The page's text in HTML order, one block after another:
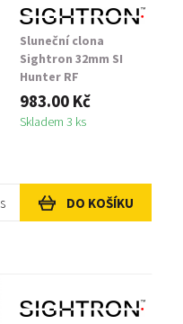
Sluneční clona
Sightron 32mm SI
Hunter RF
983.00 Kč
Skladem 3 ks
DO KOŠÍKU